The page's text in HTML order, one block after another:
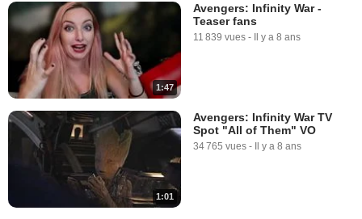
1:47
Avengers: Infinity War -
Teaser fans
11 839 vues - Il y a 8 ans
1:01
Avengers: Infinity War TV
Spot "All of Them" VO
34 765 vues - Il y a 8 ans